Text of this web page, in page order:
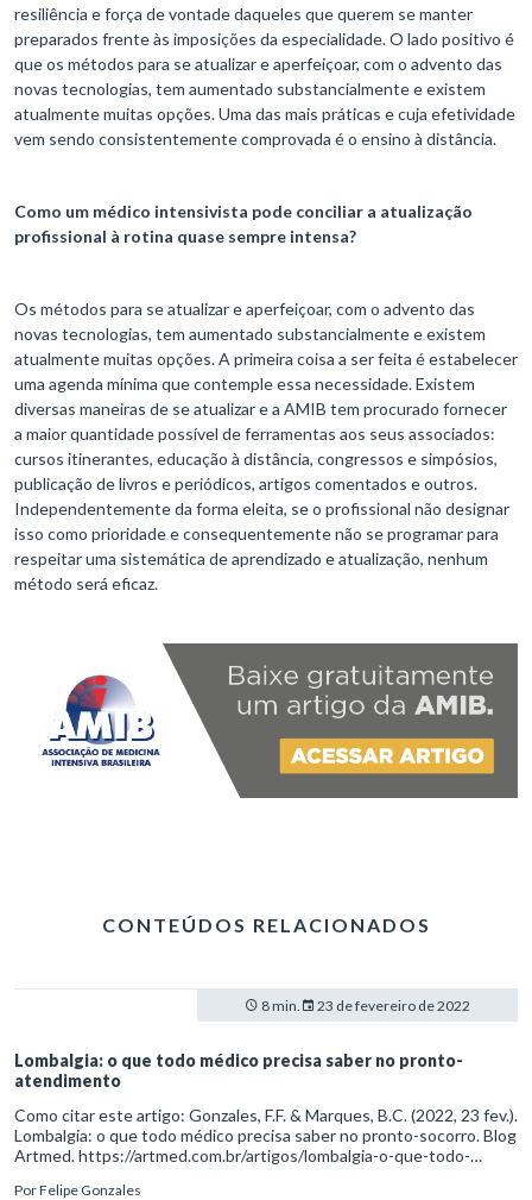
resiliência e força de vontade daqueles que querem se manter
preparados frente às imposições da especialidade. O lado positivo é
que os métodos para se atualizar e aperfeiçoar, com o advento das
novas tecnologias, tem aumentado substancialmente e existem
atualmente muitas opções. Uma das mais práticas e cuja efetividade
vem sendo consistentemente comprovada é o ensino à distância.
Como um médico intensivista pode conciliar a atualização
profissional à rotina quase sempre intensa?
Os métodos para se atualizar e aperfeiçoar, com o advento das
novas tecnologias, tem aumentado substancialmente e existem
atualmente muitas opções. A primeira coisa a ser feita é estabelecer
uma agenda mínima que contemple essa necessidade. Existem
diversas maneiras de se atualizar e a AMIB tem procurado fornecer
a maior quantidade possível de ferramentas aos seus associados:
cursos itinerantes, educação à distância, congressos e simpósios,
publicação de livros e periódicos, artigos comentados e outros.
Independentemente da forma eleita, se o profissional não designar
isso como prioridade e consequentemente não se programar para
respeitar uma sistemática de aprendizado e atualização, nenhum
método será eficaz.
CONTEÚDOS RELACIONADOS
8 min. 23 de fevereiro de 2022
Lombalgia: o que todo médico precisa saber no pronto-
atendimento
Como citar este artigo: Gonzales, F.F. & Marques, B.C. (2022, 23 fev.).
Lombalgia: o que todo médico precisa saber no pronto-socorro. Blog
Artmed. https://artmed.com.br/artigos/lombalgia-o-que-todo-
PorFelipe Gonzales